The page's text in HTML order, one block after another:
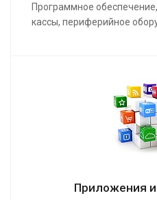
Программное
кассы, периферийное
Приложения